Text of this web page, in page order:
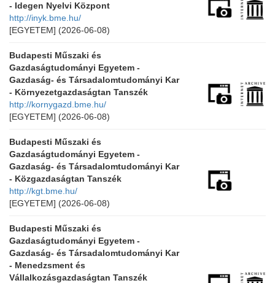
- Idegen Nyelvi Központ
http://inyk.bme.hu/
[EGYETEM] (2026-06-08)
Budapesti Műszaki és
Gazdaságtudományi Egyetem -
Gazdaság- és Társadalomtudományi Kar
- Környezetgazdaságtan Tanszék
http://kornygazd.bme.hu/
[EGYETEM] (2026-06-08)
Budapesti Műszaki és
Gazdaságtudományi Egyetem -
Gazdaság- és Társadalomtudományi Kar
- Közgazdaságtan Tanszék
http://kgt.bme.hu/
[EGYETEM] (2026-06-08)
Budapesti Műszaki és
Gazdaságtudományi Egyetem -
Gazdaság- és Társadalomtudományi Kar
- Menedzsment és
Vállalkozásgazdaságtan Tanszék